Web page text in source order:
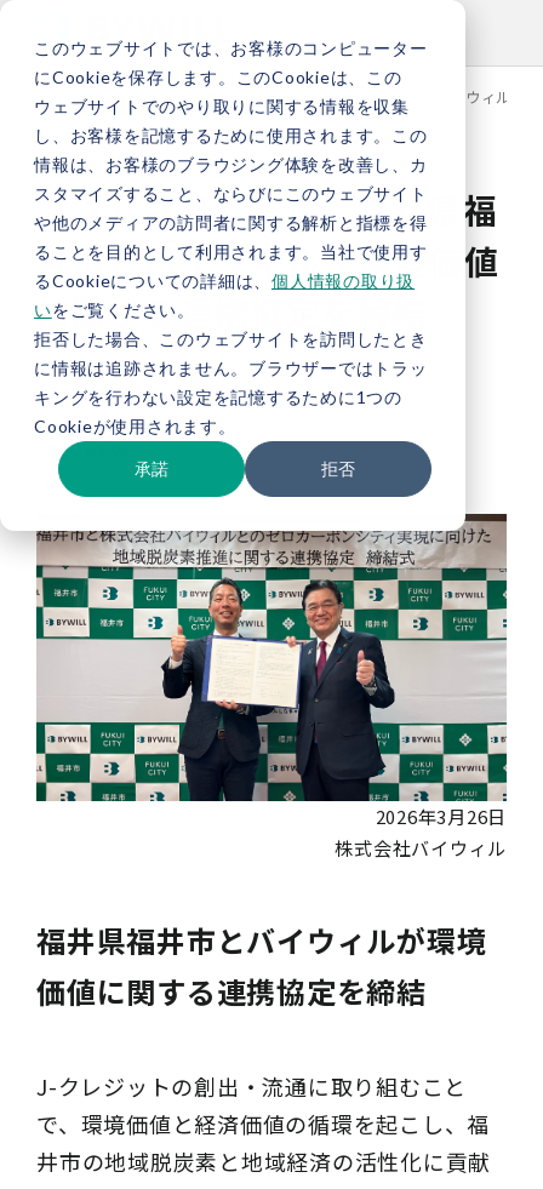
このウェブサイトでは、お客様のコンピューター
にCookieを保存します。このCookieは、この
ウェブサイトでのやり取りに関する情報を収集
し、お客様を記憶するために使用されます。この
情報は、お客様のブラウジング体験を改善し、カ
スタマイズすること、ならびにこのウェブサイト
や他のメディアの訪問者に関する解析と指標を得
ることを目的として利用されます。当社で使用す
るCookieについての詳細は、 個人情報の取り扱
いをご覧ください。
拒否した場合、このウェブサイトを訪問したとき
に情報は追跡されません。ブラウザーではトラッ
キングを行わない設定を記憶するために1つの
Cookieが使用されます。
承諾 拒否
TOP 新着情報 【プレスリリース】福井県福井市とバイウィルが
【プレスリリース】福井県福
井市とバイウィルが環境価値
に関する連携協定を締結
お知らせ プレスリリース
2026.03.26
2026年3月26日
株式会社バイウィル
福井県福井市とバイウィルが環境
価値に関する連携協定を締結
J-クレジットの創出・流通に取り組むこと
で、環境価値と経済価値の循環を起こし、福
井市の地域脱炭素と地域経済の活性化に貢献